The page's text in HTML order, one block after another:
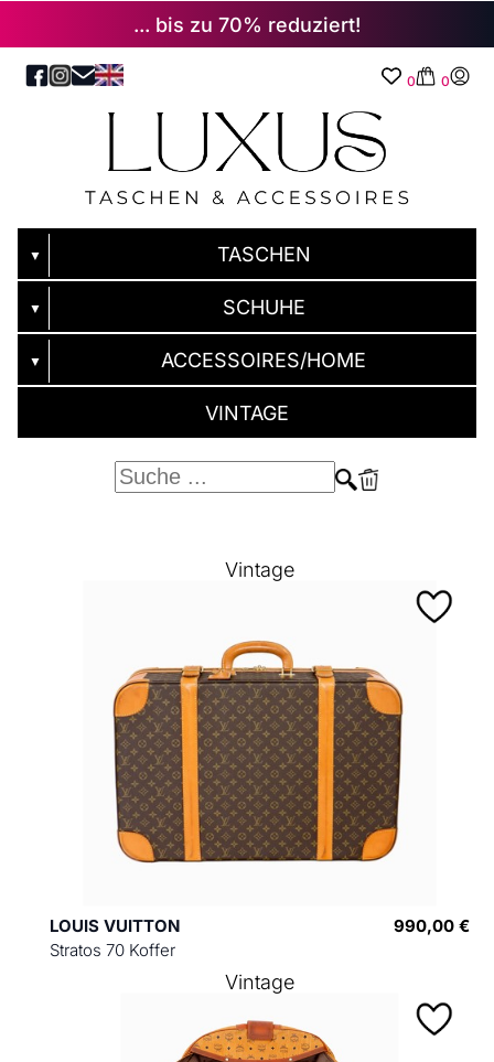
... bis zu 70% reduziert!
0 0
▼ TASCHEN
▼ SCHUHE
▼ ACCESSOIRES/HOME
VINTAGE
LOUIS VUITTON
Stratos 70 Koffer
990,00 €
Vintage
Vintage